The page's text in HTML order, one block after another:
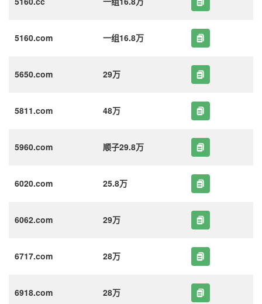
5160.com 一组16.8万
5650.com 29万
5811.com 48万
5960.com 顺子29.8万
6020.com 25.8万
6062.com 29万
6717.com 28万
6918.com 28万